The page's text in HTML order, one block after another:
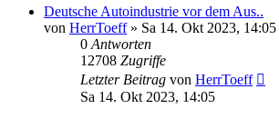
Deutsche Autoindustrie vor dem Aus..
von HerrToeff» Sa 14. Okt 2023, 14:05
0Antworten
12708 Zugriffe
Letzter Beitrag von HerrToeff
Sa 14. Okt 2023, 14:05